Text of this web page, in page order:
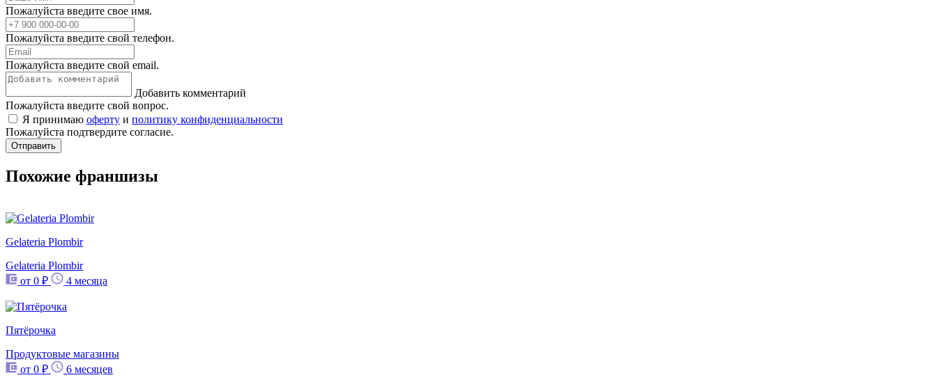
Пожалуйста введите свое имя.
Пожалуйста введите свой телефон.
Пожалуйста введите свой email.
Добавить комментарий
Пожалуйста введите свой вопрос.
Я принимаю оферту и политику конфиденциальности
Пожалуйста подтвердите согласие.
Отправить
Похожие франшизы
Gelateria Plombir
Gelateria Plombir
от 0 ₽
4 месяца
Пятёрочка
Продуктовые магазины
от 0 ₽
6 месяцев